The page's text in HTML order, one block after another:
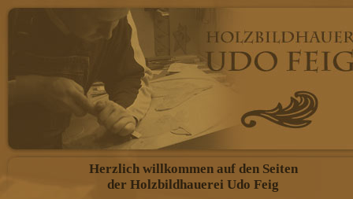
Herzlich willkommen auf den Seiten
der Holzbildhauerei Udo Feig